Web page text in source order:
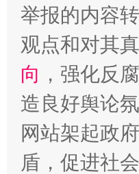
举报的内容
观点和对其
向 ，强化反
造良好舆论
网站架起政
盾，促进社